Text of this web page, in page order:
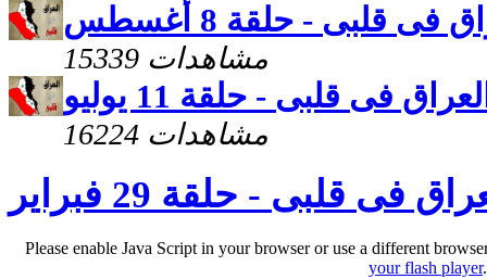
فى قلبى - حلقة 8 أغسطس
15339 مشاهدات
فى قلبى - حلقة 11 يوليو
16224 مشاهدات
فى قلبى - حلقة 29 فبراير
Please enable Java Script in your browser or use a different
your flash player.